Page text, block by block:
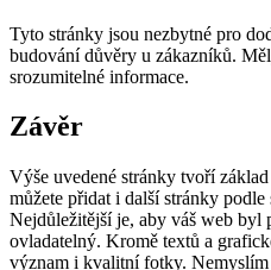
Tyto stránky jsou nezbytné pro
budování důvěry u zákazníků.
srozumitelné informace.
Závěr
Výše uvedené stránky tvoří
můžete přidat i další stránky
Nejdůležitější je, aby váš web byl
ovladatelný. Kromě textů a
význam i kvalitní fotky. Nemyslím